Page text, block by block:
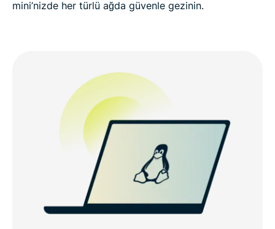
mini’nizde her türlü ağda güvenle gezinin.